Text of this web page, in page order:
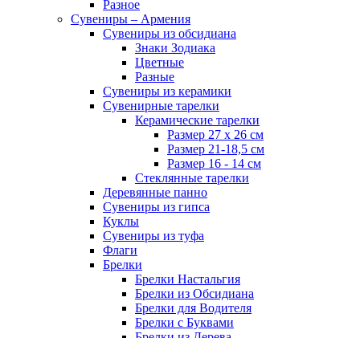
Разное
Сувениры – Армения
Сувениры из обсидиана
Знаки Зодиака
Цветные
Разные
Сувениры из керамики
Сувенирные тарелки
Керамические тарелки
Размер 27 х 26 см
Размер 21-18,5 см
Размер 16 - 14 см
Стеклянные тарелки
Деревянные панно
Сувениры из гипса
Куклы
Сувениры из туфа
Флаги
Брелки
Брелки Настальгия
Брелки из Обсидиана
Брелки для Водителя
Брелки с Буквами